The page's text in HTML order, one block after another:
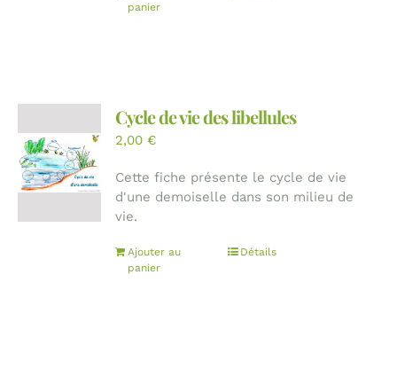
panier
Cycle de vie des libellules
2,00 €
Cette fiche présente le cycle de vie
d'une demoiselle dans son milieu de
vie.
Ajouter au
panier
Détails